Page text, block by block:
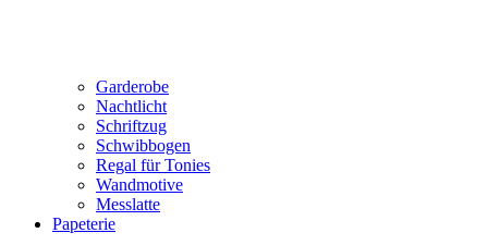
Garderobe
Nachtlicht
Schriftzug
Schwibbogen
Regal für Tonies
Wandmotive
Messlatte
Papeterie